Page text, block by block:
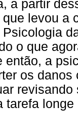
a partir
levou a
o que
então, a
os
tarefa